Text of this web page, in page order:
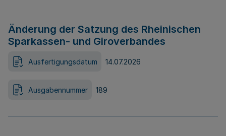
Änderung der Satzung des Rheinischen
Sparkassen- und Giroverbandes
Ausfertigungsdatum 14.07.2026
Ausgabennummer 189